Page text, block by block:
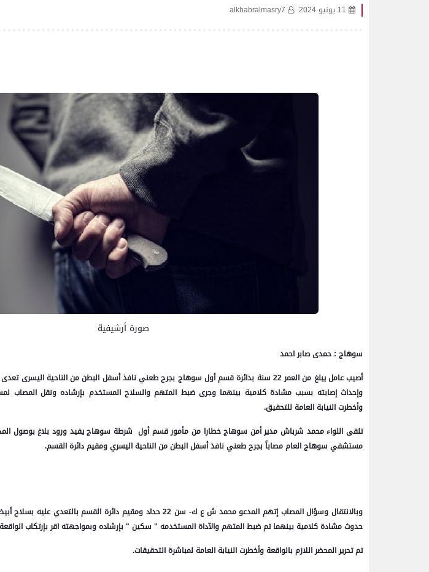
11 يونيو 2024 alkhabralmasry7
صورة أرشيفية
سوهاج : حمدى صابر احمد
أصيب عامل يبلغ من العمر 22 سنة بدائرة قسم أول سوهاج بجرح طعني نافذ أسفل البطن من الناحية
وإحداث إصابته بسبب مشادة كلامية بينهما وجرى ضبط المتهم والسلاح المستخدم بإرشاده ونقل المصاب
وأخطرت النيابة العامة للتحقيق.
مستشفي سوهاج العام مصاباً بجرح طعني نافذ أسفل البطن من الناحية اليسري ومقيم دائرة القسم.
وبالانتقال وسؤال المصاب إتهم المدعو محمد ش ع ك- سن 22 حداد ومقيم دائرة
حدوث مشادة كلامية بينهما تم ضبط المتهم والآداة المستخدمه " سكين " بإرشاده وبمواجهته اقر بإرتكاب
تم تحرير المحضر اللازم بالواقعة وأخطرت النيابة العامة لمباشرة التحقيقات.